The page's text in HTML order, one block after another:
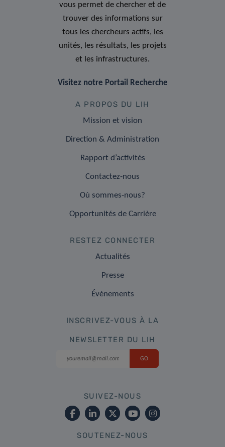
vous permet de chercher et de
trouver des informations sur
tous les chercheurs actifs, les
unités, les résultats, les projets
et les infrastructures.
Visitez notre Portail Recherche
A PROPOS DU LIH
Mission et vision
Direction & Administration
Rapport d’activités
Contactez-nous
Où sommes-nous?
Opportunités de Carrière
RESTEZ CONNECTER
Actualités
Presse
Événements
INSCRIVEZ-VOUS À LA
NEWSLETTER DU LIH
SUIVEZ-NOUS
SOUTENEZ-NOUS